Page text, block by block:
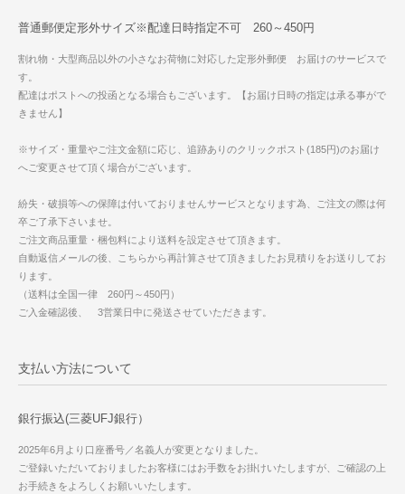
普通郵便定形外サイズ※配達日時指定不可 260～450円
割れ物・大型商品以外の小さなお荷物に対応した定形外郵便 お届けのサービスで
す。
配達はポストへの投函となる場合もございます。【お届け日時の指定は承る事がで
きません】
※サイズ・重量やご注文金額に応じ、追跡ありのクリックポスト(185円)のお届け
へご変更させて頂く場合がございます。
紛失・破損等への保障は付いておりませんサービスとなります為、ご注文の際は何
卒ご了承下さいませ。
ご注文商品重量・梱包料により送料を設定させて頂きます。
自動返信メールの後、こちらから再計算させて頂きましたお見積りをお送りしてお
ります。
（送料は全国一律 260円～450円）
ご入金確認後、 3営業日中に発送させていただきます。
支払い方法について
銀行振込(三菱UFJ銀行）
2025年6月より口座番号／名義人が変更となりました。
ご登録いただいておりましたお客様にはお手数をお掛けいたしますが、ご確認の上
お手続きをよろしくお願いいたします。